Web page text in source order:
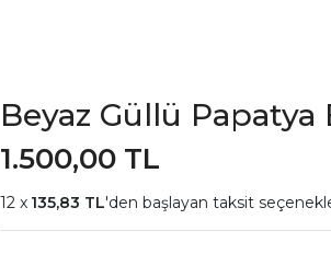
Beyaz Güllü Papatya
1.500,00 TL
135,83 TL'den başlayan taksit